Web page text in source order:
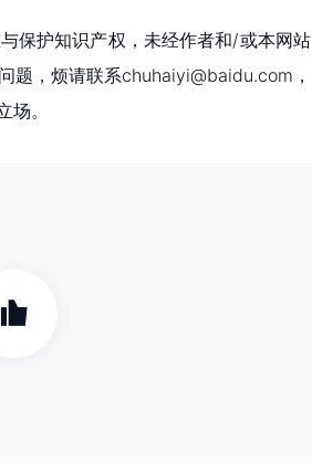
保护知识产权，未经作者和/或本网站
题，烦请联系chuhaiyi@baidu.com，
。